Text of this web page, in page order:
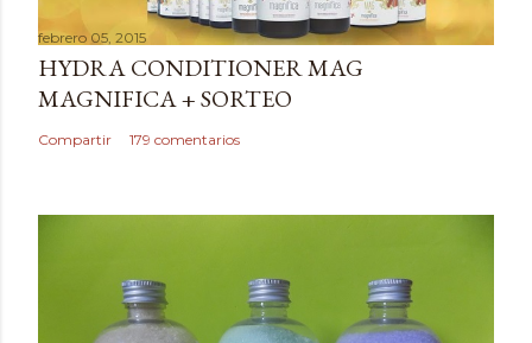
a
r
u
n
c
febrero 05, 2015
HYDRA CONDITIONER MAG
MAGNIFICA + SORTEO
Compartir 179 comentarios